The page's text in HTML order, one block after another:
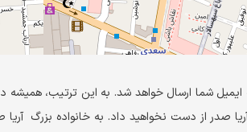
شما ارسال خواهد شد. به این ترتیب، همیشه
صدر از دست نخواهید داد. به خانواده بزرگ آریا